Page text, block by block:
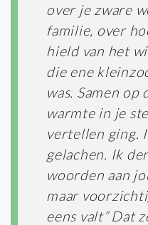
over je zware
familie, over
hield van het
die ene
was. Samen
warmte in je
vertellen ging.
gelachen. Ik
woorden aan
maar
eens valt” Dat